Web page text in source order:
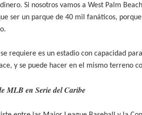
Si nosotros vamos a West Palm
ser un parque de 40 mil fanáticos,
requiere es un estadio con capacidad
y se puede hacer en el mismo terreno
MLB en Serie del Caribe